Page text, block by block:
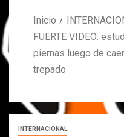
Inicio
FUERTE VIDEO:
piernas luego de
trepado
INTERNACIONAL